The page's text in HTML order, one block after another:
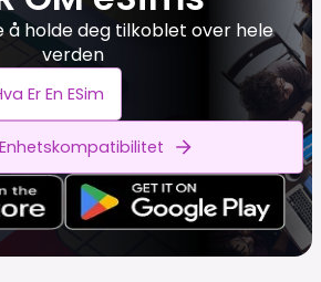
å holde deg tilkoblet over hele
verden
Er En ESim
Enhetskompatibilitet